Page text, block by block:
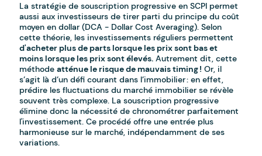
La stratégie de souscription progressive en SCPI permet
aussi aux investisseurs de tirer parti du principe du coût
moyen en dollar (DCA - Dollar Cost Averaging). Selon
cette théorie, les investissements réguliers permettent
d'acheter plus de parts lorsque les prix sont bas et
moins lorsque les prix sont élevés. Autrement dit, cette
méthodeatténue le risque de mauvais timing ! Or, il
s’agit là d’un défi courant dans l’immobilier : en effet,
prédire les fluctuations du marché immobilier se révèle
souvent très complexe. La souscription progressive
élimine donc la nécessité de chronométrer parfaitement
l'investissement. Ce procédé offre une entrée plus
harmonieuse sur le marché, indépendamment de ses
variations.